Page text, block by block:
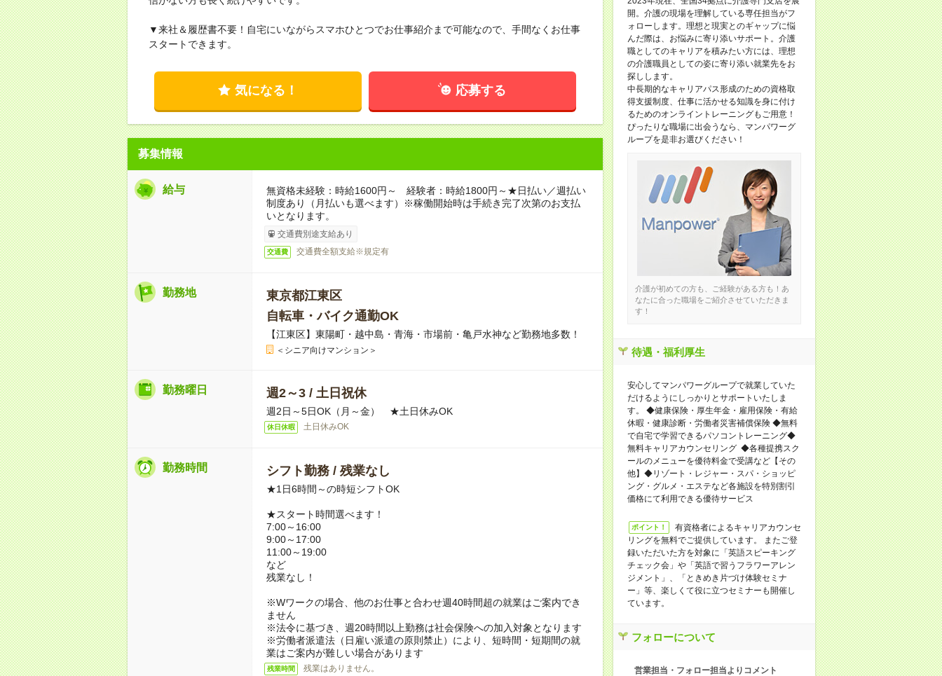
▼来社＆履歴書不要！自宅にいながらスマホひとつでお仕事紹介まで可能なので、手間なくお仕事
スタートできます。
気になる！ 応募する
募集情報
給与
無資格未経験：時給1600円～ 経験者：時給1800円～★日払い／週払い
制度あり（月払いも選べます）※稼働開始時は手続き完了次第のお支払
いとなります。
交通費別途支給あり
交通費 交通費全額支給※規定有
勤務地
東京都江東区
自転車・バイク通勤OK
【江東区】東陽町・越中島・青海・市場前・亀戸水神など勤務地多数！
＜シニア向けマンション＞
勤務曜日 週2～3 / 土日祝休
週2日～5日OK（月～金） ★土日休みOK
休日休暇 土日休みOK
勤務時間 シフト勤務 / 残業なし
★1日6時間～の時短シフトOK
★スタート時間選べます！
7:00～16:00
9:00～17:00
11:00～19:00
など
残業なし！
※Wワークの場合、他のお仕事と合わせ週40時間超の就業はご案内でき
ません
※法令に基づき、週20時間以上勤務は社会保険への加入対象となります
※労働者派遣法（日雇い派遣の原則禁止）により、短時間・短期間の就
業はご案内が難しい場合があります
残業時間 残業はありません。
開。介護の現場を理解している専任担当がフ
ォローします。理想と現実とのギャップに悩
んだ際は、お悩みに寄り添いサポート。介護
職としてのキャリアを積みたい方には、理想
の介護職員としての姿に寄り添い就業先をお
探しします。
中長期的なキャリアパス形成のための資格取
得支援制度、仕事に活かせる知識を身に付け
るためのオンライントレーニングもご用意！
ぴったりな職場に出会うなら、マンパワーグ
ループを是非お選びください！
介護が初めての方も、ご経験がある方も！あ
なたに合った職場をご紹介させていただきま
す！
待遇・福利厚生
安心してマンパワーグループで就業していた
だけるようにしっかりとサポートいたしま
す。 ◆健康保険・厚生年金・雇用保険・有給
休暇・健康診断・労働者災害補償保険 ◆無料
で自宅で学習できるパソコントレーニング◆
無料キャリアカウンセリング ◆各種提携スク
ールのメニューを優待料金で受講など【その
他】◆リゾート・レジャー・スパ・ショッピ
ング・グルメ・エステなど各施設を特別割引
価格にて利用できる優待サービス
ポイント！
有資格者によるキャリアカウンセ
リングを無料でご提供しています。 またご登
録いただいた方を対象に「英語スピーキング
チェック会」や「英語で習うフラワーアレン
ジメント」、「ときめき片づけ体験セミナ
ー」等、楽しくて役に立つセミナーも開催し
ています。
フォローについて
営業担当・フォロー担当よりコメント